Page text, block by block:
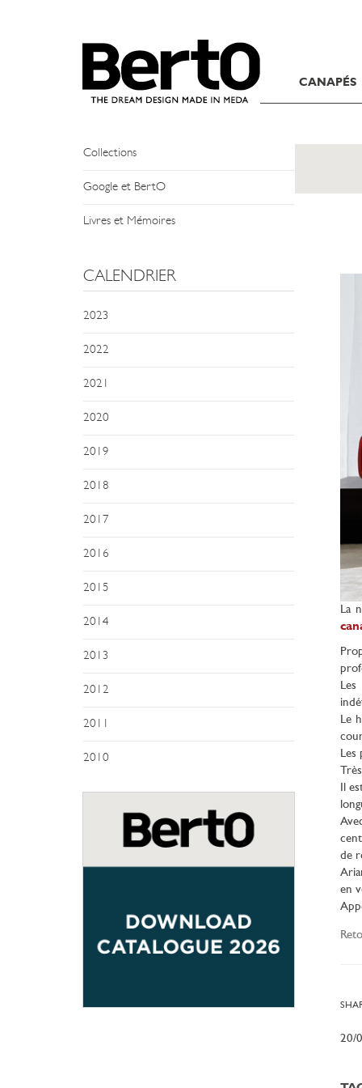
CANAPÉS
NEWS
Évènements et Rendez-vous
Collections
Google et BertO
Livres et Mémoires
CALENDRIER
2023
2022
2021
2020
2019
2018
2017
2016
2015
2014
2013
2012
2011
2010
La
Le
Les
Il
de
en
20/